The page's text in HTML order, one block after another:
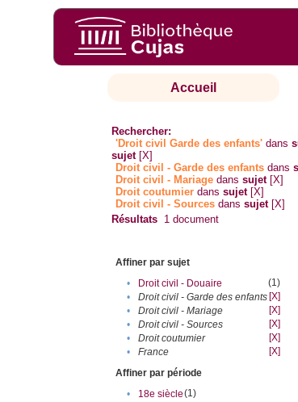
Accueil
Rechercher:
'Droit civil Garde des enfants' dans
sujet [X]
Droit civil - Garde des enfants dans
Droit civil - Mariage danssujet [X]
Droit coutumier danssujet [X]
Droit civil - Sources danssujet [X]
Résultats 1 document
Affiner par sujet
•
Droit civil - Douaire
(1)
•
Droit civil - Garde des enfants [X]
•
Droit civil - Mariage
[X]
•
Droit civil - Sources
[X]
•
Droit coutumier
[X]
•
France
[X]
Affiner par période
•
18e siècle(1)